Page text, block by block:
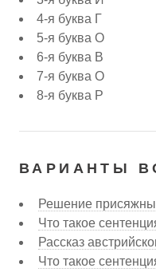
4-я буква Г
5-я буква О
6-я буква В
7-я буква О
8-я буква Р
ВАРИАНТЫ
Решение
Что такое
Рассказ
Что такое